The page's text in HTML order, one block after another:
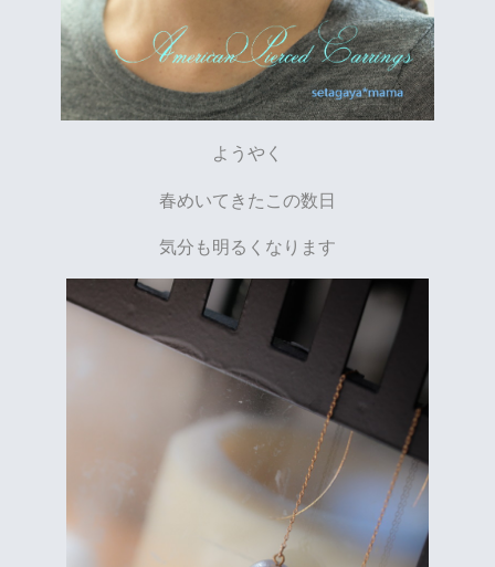
ようやく
春めいてきたこの数日
気分も明るくなります